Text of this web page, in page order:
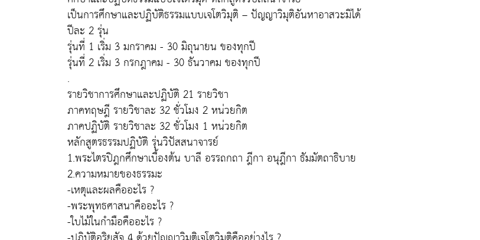
เป็นการศึกษาและปฏิบัติธรรมแบบเจโตวิมุติ – ปัญญาวิมุติอันหาอาสวะมิได้
ปีละ 2 รุ่น
รุ่นที่ 1 เริ่ม 3 มกราคม - 30 มิถุนายน ของทุกปี
รุ่นที่ 2 เริ่ม 3 กรกฎาคม - 30 ธันวาคม ของทุกปี
.
รายวิชาการศึกษาและปฏิบัติ 21 รายวิชา
ภาคทฤษฎี รายวิชาละ 32 ชั่วโมง 2 หน่วยกิต
ภาคปฏิบัติ รายวิชาละ 32 ชั่วโมง 1 หน่วยกิต
หลักสูตรธรรมปฏิบัติ รุ่นวิปัสสนาจารย์
1.พระไตรปิฎกศึกษาเบื้องต้น บาลี อรรถกถา ฎีกา อนุฎีกา ธัมมัตถาธิบาย
2.ความหมายของธรรมะ
-เหตุและผลคืออะไร ?
-พระพุทธศาสนาคืออะไร ?
-ใบไม้ในกำมือคืออะไร ?